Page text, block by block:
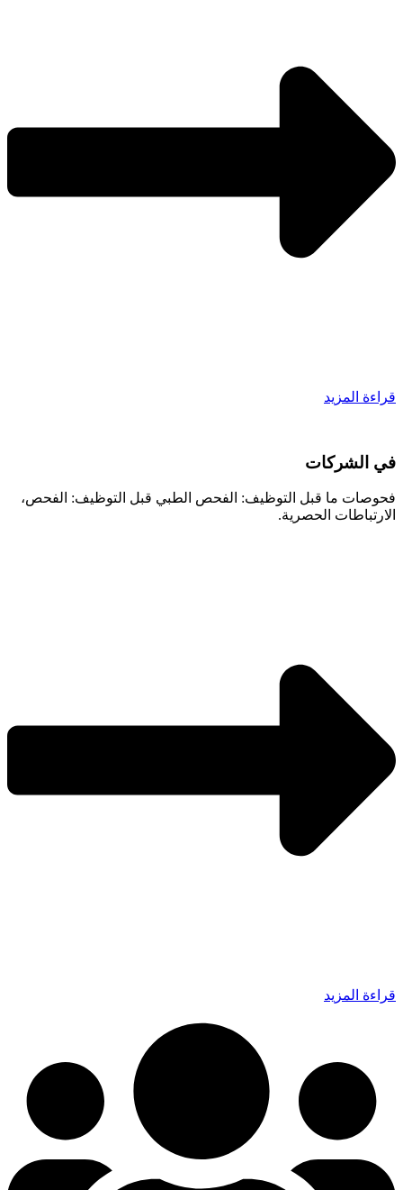
قراءة المزيد
في الشركات
فحوصات ما قبل التوظيف: الفحص الطبي قبل التوظيف: الفحص،
الارتباطات الحصرية.
قراءة المزيد